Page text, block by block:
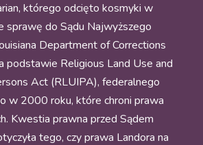
którego odcięto kosmyki w
sprawę do Sądu Najwyższego
Department of Corrections
podstawie Religious Land Use and
Act (RLUIPA), federalnego
w 2000 roku, które chroni prawa
Kwestia prawna przed Sądem
tego, czy prawa Landora na